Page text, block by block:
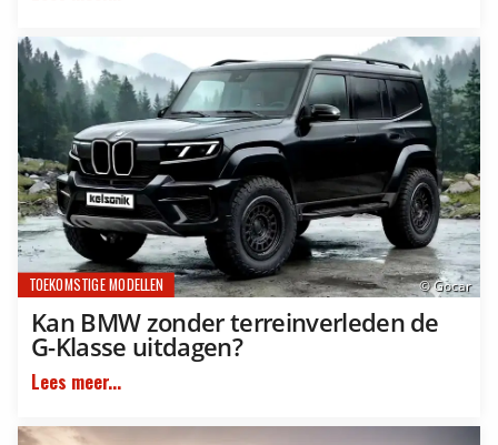
© Gocar
TOEKOMSTIGE MODELLEN
Kan BMW zonder terreinverleden de
G-Klasse uitdagen?
Lees meer...